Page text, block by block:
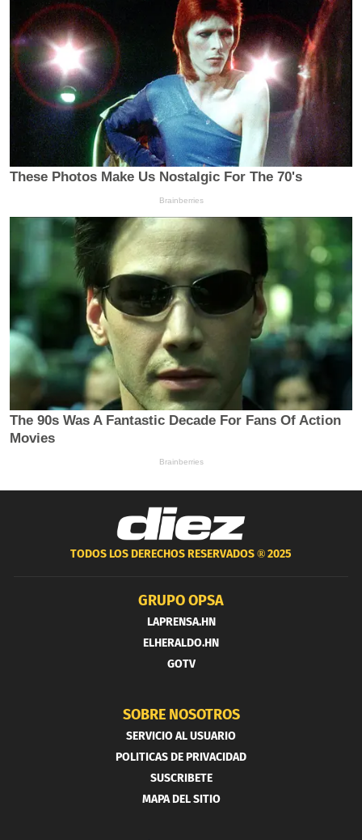
TODOS LOS DERECHOS RESERVADOS ®2025
GRUPO OPSA
LAPRENSA.HN
ELHERALDO.HN
GOTV
SOBRE NOSOTROS
SERVICIO AL USUARIO
POLITICAS DE PRIVACIDAD
SUSCRIBETE
MAPA DEL SITIO